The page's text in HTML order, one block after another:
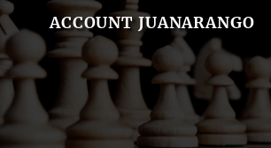
ACCOUNT JUANARANGO